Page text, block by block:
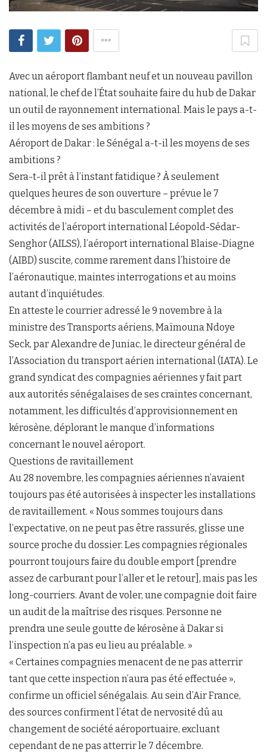
Avec un aéroport flambant neuf et un nouveau pavillon
national, le chef de l’État souhaite faire du hub de Dakar
un outil de rayonnement international. Mais le pays a-t-
il les moyens de ses ambitions ?
Aéroport de Dakar : le Sénégal a-t-il les moyens de ses
ambitions ?
Sera-t-il prêt à l’instant fatidique ? À seulement
quelques heures de son ouverture – prévue le 7
décembre à midi – et du basculement complet des
activités de l’aéroport international Léopold-Sédar-
Senghor (AILSS), l’aéroport international Blaise-Diagne
(AIBD) suscite, comme rarement dans l’histoire de
l’aéronautique, maintes interrogations et au moins
autant d’inquiétudes.
En atteste le courrier adressé le 9 novembre à la
ministre des Transports aériens, Maïmouna Ndoye
Seck, par Alexandre de Juniac, le directeur général de
l’Association du transport aérien international (IATA). Le
grand syndicat des compagnies aériennes y fait part
aux autorités sénégalaises de ses craintes concernant,
notamment, les difficultés d’approvisionnement en
kérosène, déplorant le manque d’informations
concernant le nouvel aéroport.
Questions de ravitaillement
Au 28 novembre, les compagnies aériennes n’avaient
toujours pas été autorisées à inspecter les installations
de ravitaillement. « Nous sommes toujours dans
l’expectative, on ne peut pas être rassurés, glisse une
source proche du dossier. Les compagnies régionales
pourront toujours faire du double emport [prendre
assez de carburant pour l’aller et le retour], mais pas les
long-courriers. Avant de voler, une compagnie doit faire
un audit de la maîtrise des risques. Personne ne
prendra une seule goutte de kérosène à Dakar si
l’inspection n’a pas eu lieu au préalable. »
« Certaines compagnies menacent de ne pas atterrir
tant que cette inspection n’aura pas été effectuée »,
confirme un officiel sénégalais. Au sein d’Air France,
des sources confirment l’état de nervosité dû au
changement de société aéroportuaire, excluant
cependant de ne pas atterrir le 7 décembre.